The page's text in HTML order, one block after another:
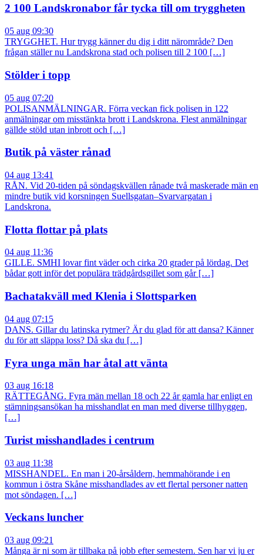
2 100 Landskronabor får tycka till om tryggheten
05 aug 09:30
TRYGGHET. Hur trygg känner du dig i ditt närområde? Den
frågan ställer nu Landskrona stad och polisen till 2 100 […]
Stölder i topp
05 aug 07:20
POLISANMÄLNINGAR. Förra veckan fick polisen in 122
anmälningar om misstänkta brott i Landskrona. Flest anmälningar
gällde stöld utan inbrott och […]
Butik på väster rånad
04 aug 13:41
RÅN. Vid 20-tiden på söndagskvällen rånade två maskerade män en
mindre butik vid korsningen Suellsgatan–Svarvargatan i
Landskrona.
Flotta flottar på plats
04 aug 11:36
GILLE. SMHI lovar fint väder och cirka 20 grader på lördag. Det
bådar gott inför det populära trädgårdsgillet som går […]
Bachatakväll med Klenia i Slottsparken
04 aug 07:15
DANS. Gillar du latinska rytmer? Är du glad för att dansa? Känner
du för att släppa loss? Då ska du […]
Fyra unga män har åtal att vänta
03 aug 16:18
RÄTTEGÅNG. Fyra män mellan 18 och 22 år gamla har enligt en
stämningsansökan ha misshandlat en man med diverse tillhyggen,
[…]
Turist misshandlades i centrum
03 aug 11:38
MISSHANDEL. En man i 20-årsåldern, hemmahörande i en
kommun i östra Skåne misshandlades av ett flertal personer natten
mot söndagen. […]
Veckans luncher
03 aug 09:21
Många är ni som är tillbaka på jobb efter semestern. Sen har vi ju er